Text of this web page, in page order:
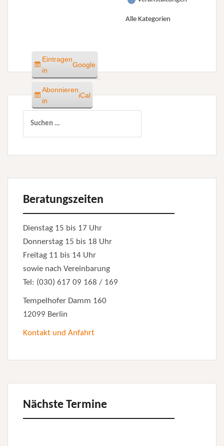
Alle Kategorien
Eintragen
in
Google
Abonnieren
in
iCal
Beratungszeiten
Dienstag 15 bis 17 Uhr
Donnerstag 15 bis 18 Uhr
Freitag 11 bis 14 Uhr
sowie nach Vereinbarung
Tel: (030) 617 09 168 / 169
Tempelhofer Damm 160
12099 Berlin
Kontakt und Anfahrt
Nächste Termine